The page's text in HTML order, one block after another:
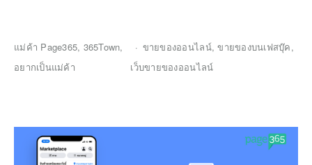
แม่ค้า Page365, 365Town,
อยากเป็นแม่ค้า
ขายของออนไลน์,ขายของบนเฟสบุ๊ค,
เว็บขายของออนไลน์